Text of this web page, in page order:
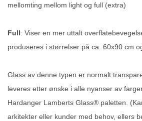
mellomting mellom light og full (extra)
Full: Viser en mer uttalt
produseres i størrelser på ca. 60x90 cm
Glass av denne typen er normalt
leveres etter ønske i alle nyanser av
Hardanger Lamberts Glass® paletten.
arkitekter eller kunder med behov, ellers